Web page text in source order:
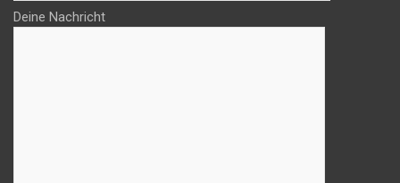
Deine Nachricht